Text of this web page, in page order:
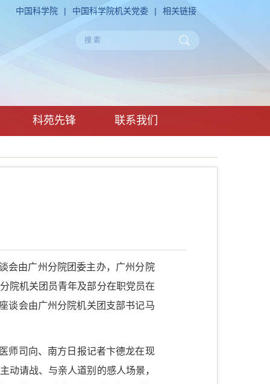
中国科学院 | 中国科学院机关党委 | 相关链接
科苑先锋 联系我们
会由广州分院团委主办，广州分院
院机关团员青年及部分在职党员在
谈会由广州分院机关团支部书记马
师司向、南方日报记者卞德龙在现
动请战、与亲人道别的感人场景，